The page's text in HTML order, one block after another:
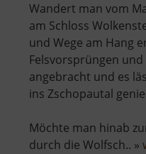
Wandert man vom
am Schloss
und Wege am Hang
Felsvorsprüngen
angebracht und es
ins Zschopautal
Möchte man hinab
durch die Wolfsch.. »